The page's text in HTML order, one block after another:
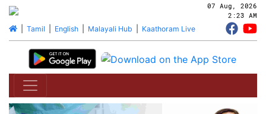
07 Aug, 2026
2:23 AM
| Tamil English| Malayali Hub Kaathoram Live